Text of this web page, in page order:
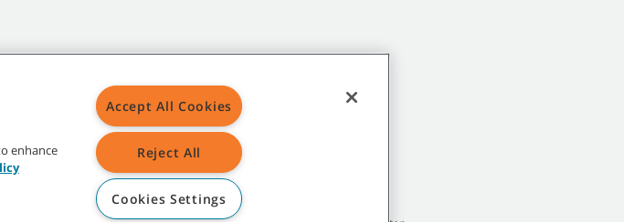
enhance
Accept All Cookies
Reject All
Cookies Settings